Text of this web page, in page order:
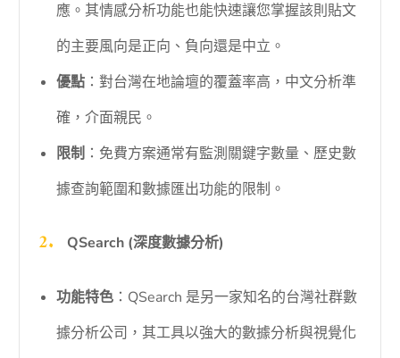
應。其情感分析功能也能快速讓您掌握該則貼文
的主要風向是正向、負向還是中立。
優點 ：對台灣在地論壇的覆蓋率高，中文分析準
確，介面親民。
限制 ：免費方案通常有監測關鍵字數量、歷史數
據查詢範圍和數據匯出功能的限制。
QSearch (深度數據分析)
功能特色 ：QSearch 是另一家知名的台灣社群數
據分析公司，其工具以強大的數據分析與視覺化